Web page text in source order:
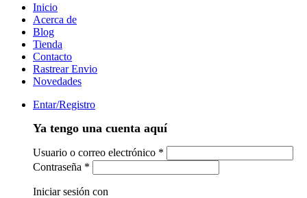
Inicio
Acerca de
Blog
Tienda
Contacto
Rastrear Envio
Novedades
Entar/Registro
Ya tengo una cuenta aquí
Usuario o correo electrónico *
Contraseña *
Iniciar sesión con